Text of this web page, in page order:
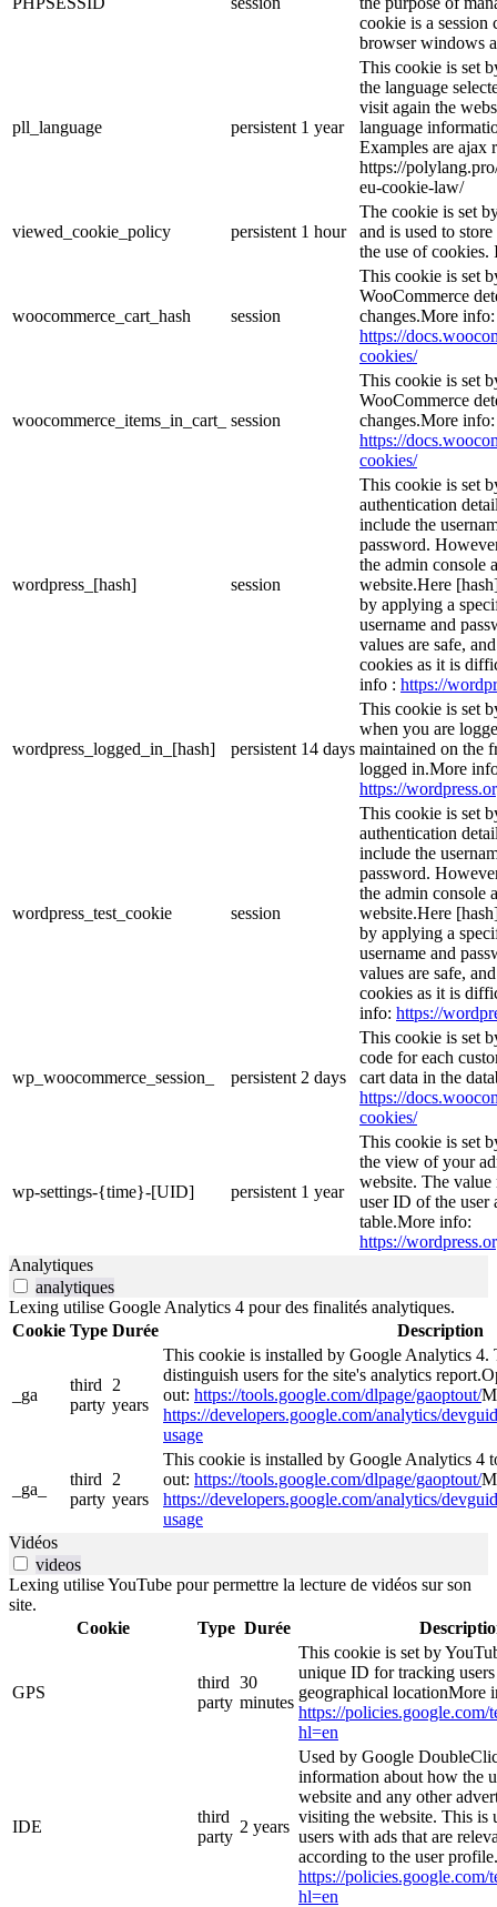
cookie is a session
browser windows
pll_language persistent 1 year
This cookie is set
the language
visit again the
language
Examples are ajax
https://
eu-cookie-law/
viewed_cookie_policy persistent 1 hour
The cookie is set
and is used to
the use of cookies.
woocommerce_cart_hash session
This cookie is set
WooCommerce
changes.More info:
https://
cookies/
woocommerce_items_in_cart_ session
This cookie is set
WooCommerce
changes.More info:
https://
cookies/
wordpress_[hash] session
This cookie is set
authentication
include the
password.
the admin console
website.Here
by applying a
username and
values are safe,
cookies as it is
info : https://
wordpress_logged_in_[hash] persistent 14 days
This cookie is set
when you are
maintained on the
logged in.More
https://
wordpress_test_cookie session
This cookie is set
authentication
include the
password.
the admin console
website.Here
by applying a
username and
values are safe,
cookies as it is
info: https://
wp_woocommerce_session_ persistent 2 days
This cookie is set
code for each
cart data in the
https://
cookies/
wp-settings-{time}-[UID] persistent 1 year
This cookie is set
the view of your
website. The
user ID of the user
table.More info:
https://
Analytiques
analytiques
Lexing utilise Google Analytics 4 pour des finalités analytiques.
Cookie Type Durée Description
_ga
third
party
2
years
This cookie is installed by Google Analytics 4.
distinguish users for the site's analytics
out: https://tools.google.com/dlpage/gaoptout/
https://developers.google.com/analytics/
usage
_ga_
third
party
2
years
This cookie is installed by Google Analytics 4
out: https://tools.google.com/dlpage/gaoptout/
https://developers.google.com/analytics/
usage
Vidéos
videos
Lexing utilise YouTube pour permettre la lecture de vidéos sur son
site.
Cookie
Type Durée
GPS
third
party
30
minutes
This cookie is set by
unique ID for tracking
geographical locationMore
https://policies.google.com/
hl=en
IDE
third
party
2 years
Used by Google
information about how the
website and any other
visiting the website. This is
users with ads that are
according to the user
https://policies.google.com/
hl=en